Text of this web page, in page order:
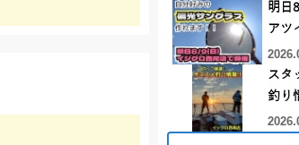
明日
アツ
日！
ーダ
ラス
スタ
釣り
連休